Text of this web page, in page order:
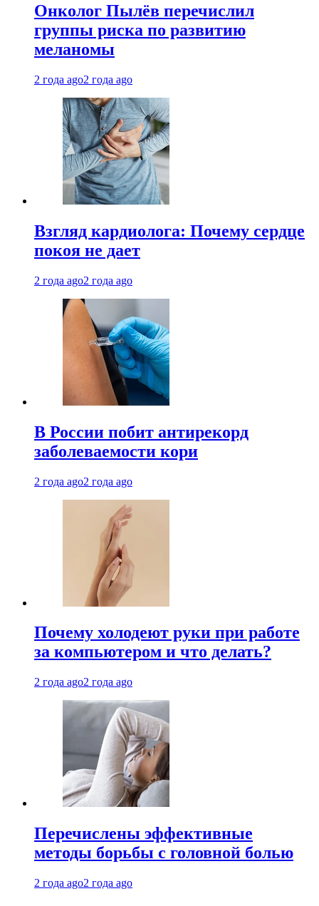
Онколог Пылёв перечислил
группы риска по развитию
меланомы
2 года ago2 года ago
Взгляд кардиолога: Почему сердце
покоя не дает
2 года ago2 года ago
В России побит антирекорд
заболеваемости кори
2 года ago2 года ago
Почему холодеют руки при работе
за компьютером и что делать?
2 года ago2 года ago
Перечислены эффективные
методы борьбы с головной болью
2 года ago2 года ago